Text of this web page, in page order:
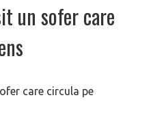
un sofer care